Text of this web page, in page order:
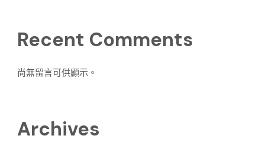
Recent Comments
尚無留言可供顯示。
Archives